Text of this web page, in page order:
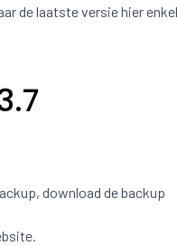
de laatste versie hier
download de backup